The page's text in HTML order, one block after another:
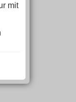
mit